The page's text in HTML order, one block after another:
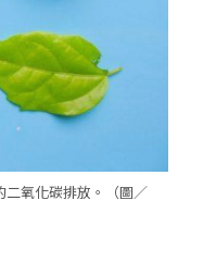
氧化碳排放。（圖／